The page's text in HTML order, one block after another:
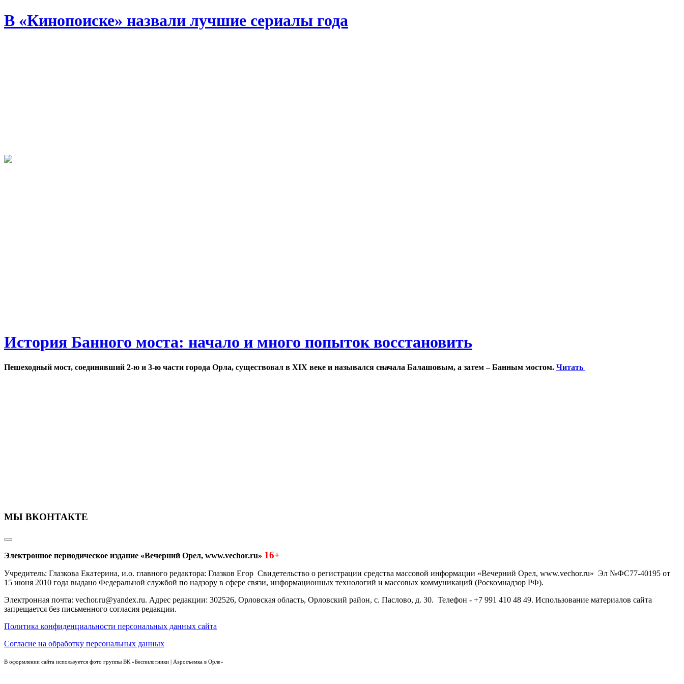
В «Кинопоиске» назвали лучшие сериалы года
История Банного моста: начало и много попыток восстановить
Пешеходный мост, соединявший 2-ю и 3-ю части города Орла, существовал в XIX веке и назывался сначала Балашовым, а затем – Банным мостом. Читать
МЫ ВКОНТАКТЕ
Электронное периодическое издание «Вечерний Орел, www.vechor.ru» 16+
Учредитель: Глазкова Екатерина, и.о. главного редактора: Глазков Егор Свидетельство о регистрации средства массовой информации «Вечерний Орел, www.vechor.ru» Эл №ФС77-40195 от
15 июня 2010 года выдано Федеральной службой по надзору в сфере связи, информационных технологий и массовых коммуникаций (Роскомнадзор РФ).
Электронная почта: vechor.ru@yandex.ru. Адрес редакции: 302526, Орловская область, Орловский район, с. Паслово, д. 30. Телефон - +7 991 410 48 49. Использование материалов сайта
запрещается без письменного согласия редакции.
Политика конфиденциальности персональных данных сайта
Согласие на обработку персональных данных
В оформлении сайта используется фото группы ВК «Беспилотники | Аэросъемка в Орле»